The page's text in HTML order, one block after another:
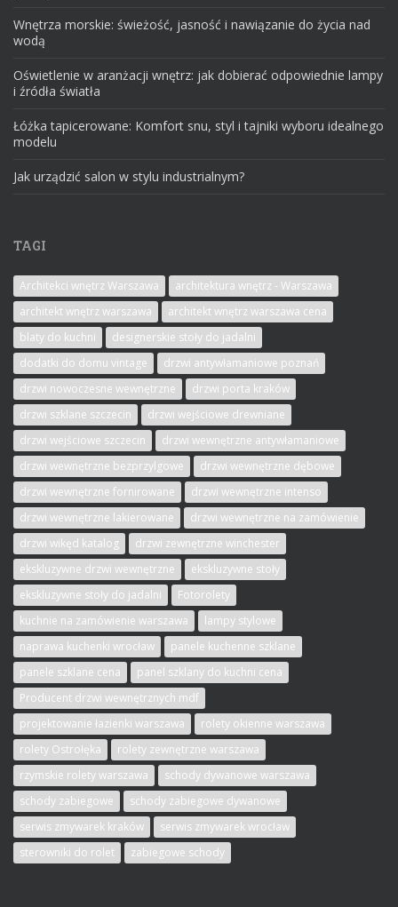
Wnętrza morskie: świeżość, jasność i nawiązanie do życia nad
wodą
Oświetlenie w aranżacji wnętrz: jak dobierać odpowiednie lampy
i źródła światła
Łóżka tapicerowane: Komfort snu, styl i tajniki wyboru idealnego
modelu
Jak urządzić salon w stylu industrialnym?
TAGI
Architekci wnętrz Warszawa
architektura wnętrz - Warszawa
architekt wnętrz warszawa
architekt wnętrz warszawa cena
blaty do kuchni
designerskie stoły do jadalni
dodatki do domu vintage
drzwi antywłamaniowe poznań
drzwi nowoczesne wewnętrzne
drzwi porta kraków
drzwi szklane szczecin
drzwi wejściowe drewniane
drzwi wejściowe szczecin
drzwi wewnętrzne antywłamaniowe
drzwi wewnętrzne bezprzylgowe
drzwi wewnętrzne dębowe
drzwi wewnętrzne fornirowane
drzwi wewnętrzne intenso
drzwi wewnętrzne lakierowane
drzwi wewnętrzne na zamówienie
drzwi wikęd katalog
drzwi zewnętrzne winchester
ekskluzywne drzwi wewnętrzne
ekskluzywne stoły
ekskluzywne stoły do jadalni
Fotorolety
kuchnie na zamówienie warszawa
lampy stylowe
naprawa kuchenki wrocław
panele kuchenne szklane
panele szklane cena
panel szklany do kuchni cena
Producent drzwi wewnętrznych mdf
projektowanie łazienki warszawa
rolety okienne warszawa
rolety Ostrołęka
rolety zewnętrzne warszawa
rzymskie rolety warszawa
schody dywanowe warszawa
schody zabiegowe
schody zabiegowe dywanowe
serwis zmywarek kraków
serwis zmywarek wrocław
sterowniki do rolet
zabiegowe schody